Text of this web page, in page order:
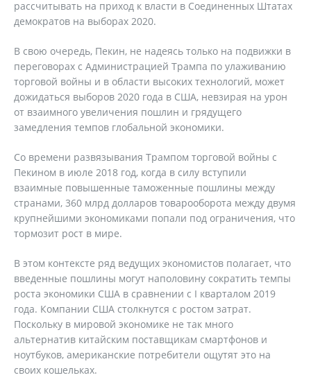
рассчитывать на приход к власти в Соединенных Штатах
демократов на выборах 2020.
В свою очередь, Пекин, не надеясь только на подвижки в
переговорах с Администрацией Трампа по улаживанию
торговой войны и в области высоких технологий, может
дожидаться выборов 2020 года в США, невзирая на урон
от взаимного увеличения пошлин и грядущего
замедления темпов глобальной экономики.
Со времени развязывания Трампом торговой войны с
Пекином в июле 2018 год, когда в силу вступили
взаимные повышенные таможенные пошлины между
странами, 360 млрд долларов товарооборота между двумя
крупнейшими экономиками попали под ограничения, что
тормозит рост в мире.
В этом контексте ряд ведущих экономистов полагает, что
введенные пошлины могут наполовину сократить темпы
роста экономики США в сравнении с I кварталом 2019
года. Компании США столкнутся с ростом затрат.
Поскольку в мировой экономике не так много
альтернатив китайским поставщикам смартфонов и
ноутбуков, американские потребители ощутят это на
своих кошельках.